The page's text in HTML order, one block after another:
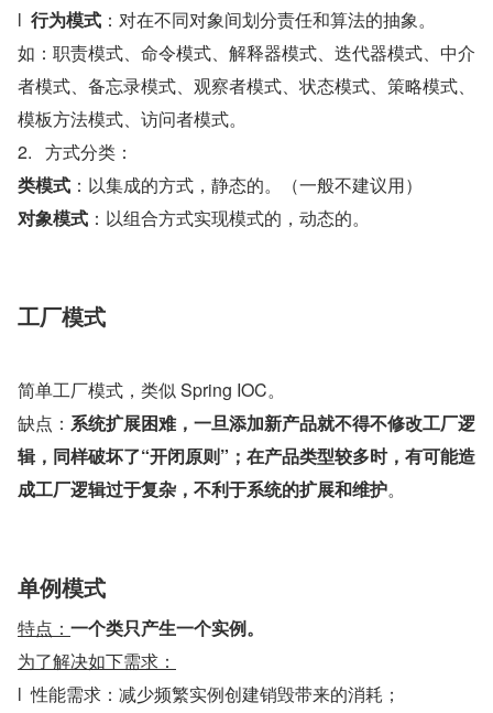
l 行为模式 ：对在不同对象间划分责任和算法的抽象。
如：职责模式、命令模式、解释器模式、迭代器模式、中介
者模式、备忘录模式、观察者模式、状态模式、策略模式、
模板方法模式、访问者模式。
2.   方式分类：
类模式 ：以集成的方式，静态的。（一般不建议用）
对象模式 ：以组合方式实现模式的，动态的。
工厂模式
简单工厂模式，类似 Spring IOC。
缺点： 系统扩展困难，一旦添加新产品就不得不修改工厂逻
辑，同样破坏了“开闭原则”；在产品类型较多时，有可能造
成工厂逻辑过于复杂，不利于系统的扩展和维护。
单例模式
特点： 一个类只产生一个实例。
为了解决如下需求：
l  性能需求：减少频繁实例创建销毁带来的消耗；